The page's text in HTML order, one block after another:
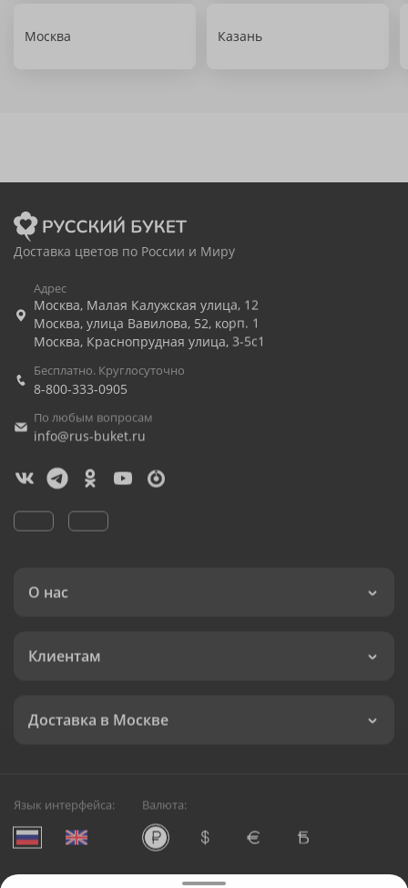
Москва Казань
Доставка цветов по России и Миру
Адрес
Москва, Малая Калужская улица, 12
Москва, улица Вавилова, 52, корп. 1
Москва, Краснопрудная улица, 3-5с1
Бесплатно. Круглосуточно
8-800-333-0905
По любым вопросам
info@rus-buket.ru
О нас
Клиентам
Доставка в Москве
Язык интерфейса: Валюта: